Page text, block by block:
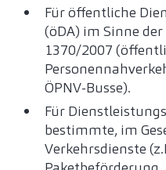
Für öffentliche
(öDA) im Sinne
1370/2007
ÖPNV-Busse).
Für
bestimmte, im
Verkehrsdienste